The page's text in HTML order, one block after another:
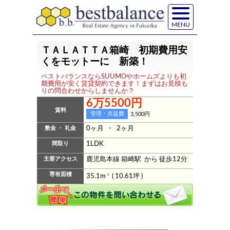
MENU
ＴＡＬＡＴＴＡ箱崎 初期費用安
くをモットーに 新築！
ベストバランスならSUUMOやホームズよりも初
期費用が安く賃貸契約できます！まずはお見積も
りの問合わせからしませんか？
賃料
6万5500円
管理・共益費 3,500円
敷金 ・ 礼金 0ヶ月 ・ 2ヶ月
間取り 1LDK
主要アクセス 鹿児島本線 箱崎駅 から 徒歩12分
専有面積 35.1m2 ( 10.61坪 )